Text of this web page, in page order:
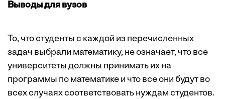
Выводы для вузов
То, что студенты с каждой из перечисленных
задач выбрали математику, не означает, что все
университеты должны принимать их на
программы по математике и что все они будут во
всех случаях соответствовать нуждам студентов.